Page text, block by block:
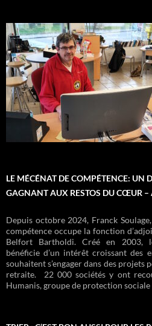
culture
acces droits
aide
atelier
atelierscamion
centre
Departs en
inclusion
lecture
petite
LE MÉCÉNAT DE COMPÉTENCE: UN
GAGNANT AUX RESTOS DU CŒUR –
Depuis octobre 2024, Franck
compétence occupe la fonction
Belfort Bartholdi. Créé en 2003,
bénéficie d’un intérêt croissant des
souhaitent s’engager dans des projets
retraite. 22 000 sociétés y ont
Humanis, groupe de protection